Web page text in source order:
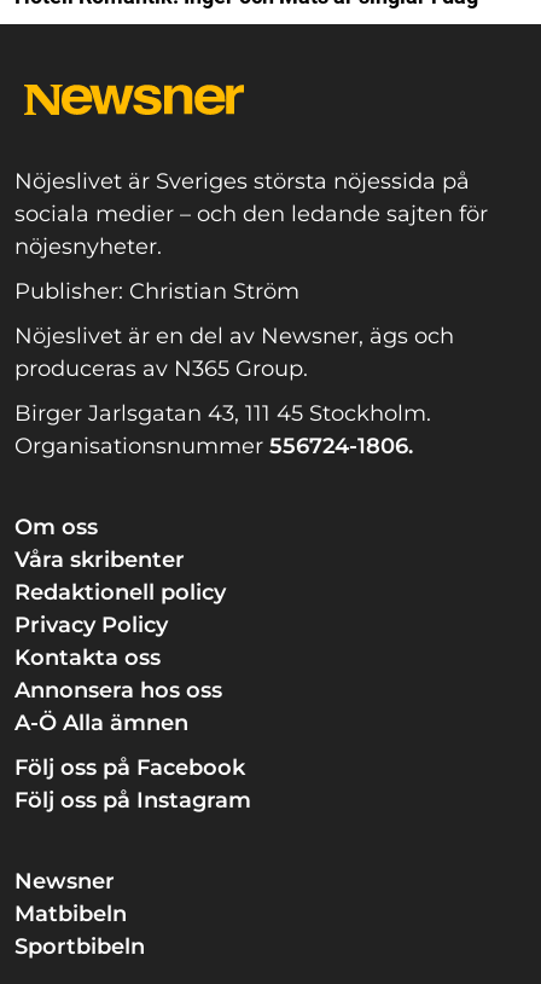
Nöjeslivet är Sveriges största nöjessida på
sociala medier – och den ledande sajten för
nöjesnyheter.
Publisher: Christian Ström
Nöjeslivet är en del av Newsner, ägs och
produceras av N365 Group.
Birger Jarlsgatan 43, 111 45 Stockholm.
Organisationsnummer 556724-1806.
Om oss
Våra skribenter
Redaktionell policy
Privacy Policy
Kontakta oss
Annonsera hos oss
A-Ö Alla ämnen
Följ oss på Facebook
Följ oss på Instagram
Newsner
Matbibeln
Sportbibeln